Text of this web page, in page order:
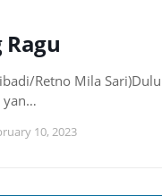
Retno Mila
yan…
10, 2023